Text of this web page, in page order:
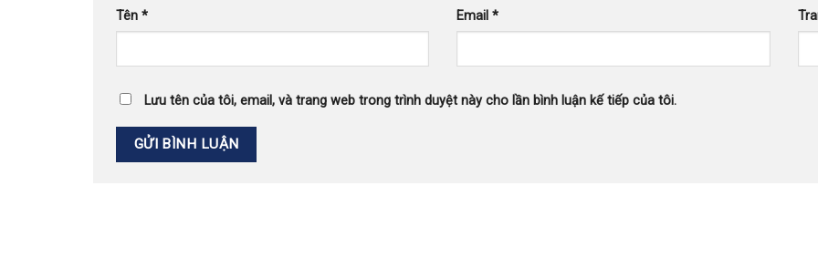
Tên * Email*
Lưu tên của tôi, email, và trang web trong trình duyệt này cho lần bình luận kế tiếp của tôi.